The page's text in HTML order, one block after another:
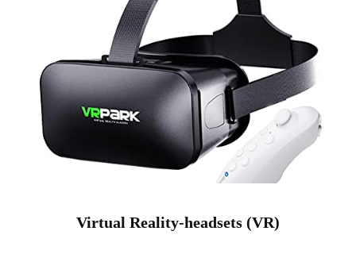
Virtual Reality-headsets (VR)